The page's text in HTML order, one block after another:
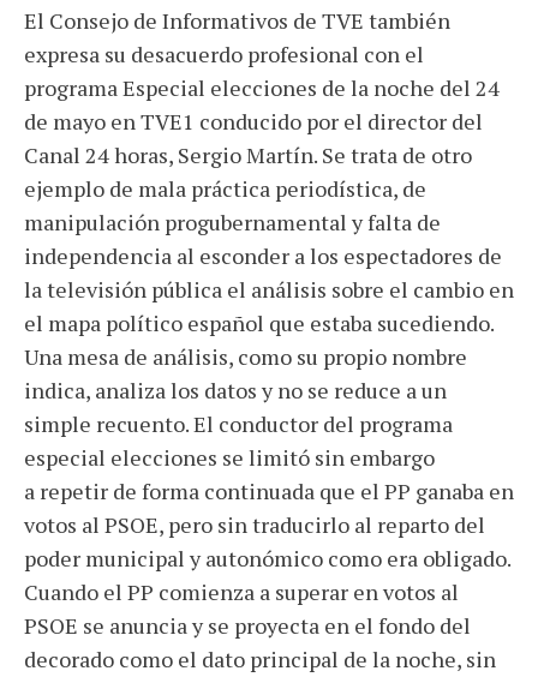
El Consejo de Informativos de TVE también
expresa su desacuerdo profesional con el
programa Especial elecciones de la noche del 24
de mayo en TVE1 conducido por el director del
Canal 24 horas, Sergio Martín. Se trata de otro
ejemplo de mala práctica periodística, de
manipulación progubernamental y falta de
independencia al esconder a los espectadores de
la televisión pública el análisis sobre el cambio en
el mapa político español que estaba sucediendo.
Una mesa de análisis, como su propio nombre
indica, analiza los datos y no se reduce a un
simple recuento. El conductor del programa
especial elecciones se limitó sin embargo
a repetir de forma continuada que el PP ganaba en
votos al PSOE, pero sin traducirlo al reparto del
poder municipal y autonómico como era obligado.
Cuando el PP comienza a superar en votos al
PSOE se anuncia y se proyecta en el fondo del
decorado como el dato principal de la noche, sin